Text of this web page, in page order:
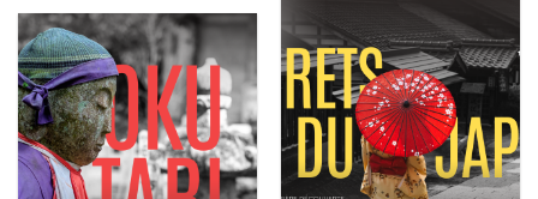
à
320€
538€
à
7
750€